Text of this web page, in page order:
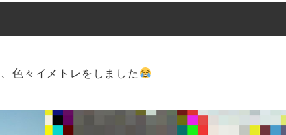
色々イメトレをしました